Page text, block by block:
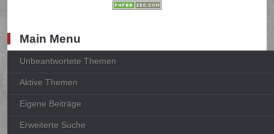
Main Menu
Unbeantwortete Themen
Aktive Themen
Eigene Beiträge
Erweiterte Suche